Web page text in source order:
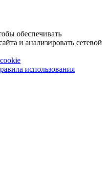
обеспечивать
и анализировать сетевой
использования